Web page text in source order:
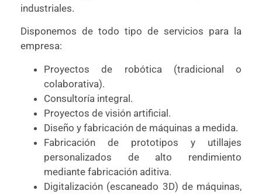
industriales.
Disponemos de todo tipo de servicios para la
empresa:
Proyectos de robótica (tradicional o
colaborativa).
Consultoría integral.
Proyectos de visión artificial.
Diseño y fabricación de máquinas a medida.
Fabricación de prototipos y utillajes
personalizados de alto rendimiento
mediante fabricación aditiva.
Digitalización (escaneado 3D) de máquinas,